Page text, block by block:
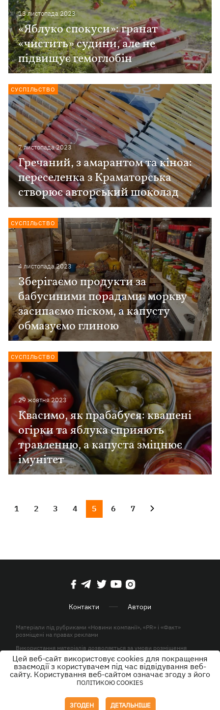
13 листопада 2023
«Яблуко спокуси»: гранат
«чистить» судини, але не
підвищує гемоглобін
7 листопада 2023
Гречаний, з амарантом та кіноа:
переселенка з Краматорська
створює авторський шоколад
СУСПІЛЬСТВО
4 листопада 2023
Зберігаємо продукти за
бабусиними порадами: моркву
засипаємо піском, а капусту
обмазуємо глиною
СУСПІЛЬСТВО
29 жовтня 2023
Квасимо, як прабабуся: квашені
огірки та яблука сприяють
травленню, а капуста зміцнює
імунітет
СУСПІЛЬСТВО
1 2 3 4 5 6 7
Контакти Автори
Матеріали під рубриками «Новини компанії», «PR» і «Факт»
розміщені на правах реклами
Використання матеріалів дозволяється за умови розміщення
активного гіперпосилання на KP.UA в першому абзаці.
© ТОВ «ЮЛАВ МЕДІА» 2026. Всі права захищені.
Цей веб-сайт використовує cookies для покращення
взаємодії з користувачем під час відвідування веб-
сайту. Користування веб-сайтом означає згоду з його
ПОЛІТИКОЮ COOKIES
ЗГОДЕН ДЕТАЛЬНІШЕ